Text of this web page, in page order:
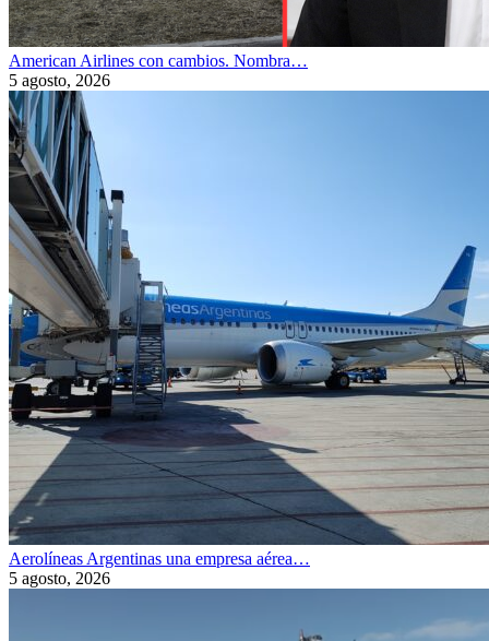
American Airlines con cambios. Nombra…
5 agosto, 2026
Aerolíneas Argentinas una empresa aérea…
5 agosto, 2026